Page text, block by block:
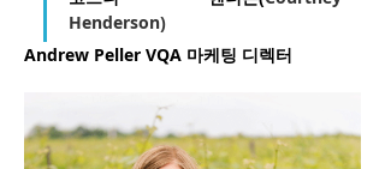
Henderson)
Andrew Peller VQA 마케팅 디렉터